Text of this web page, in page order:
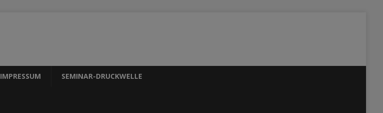
IMPRESSUM SEMINAR-DRUCKWELLE